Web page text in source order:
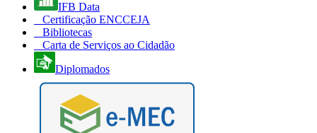
IFB Data
Certificação ENCCEJA
Bibliotecas
Carta de Serviços ao Cidadão
Diplomados